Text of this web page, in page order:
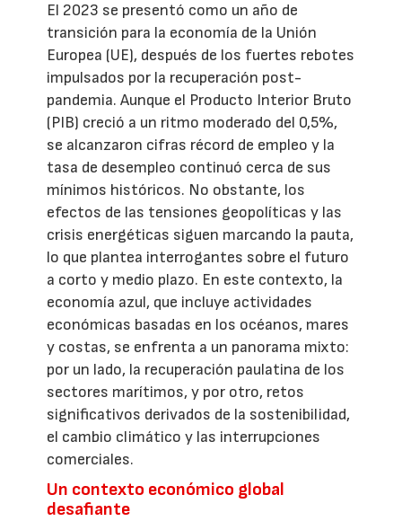
El 2023 se presentó como un año de
transición para la economía de la Unión
Europea (UE), después de los fuertes rebotes
impulsados por la recuperación post-
pandemia. Aunque el Producto Interior Bruto
(PIB) creció a un ritmo moderado del 0,5%,
se alcanzaron cifras récord de empleo y la
tasa de desempleo continuó cerca de sus
mínimos históricos. No obstante, los
efectos de las tensiones geopolíticas y las
crisis energéticas siguen marcando la pauta,
lo que plantea interrogantes sobre el futuro
a corto y medio plazo. En este contexto, la
economía azul, que incluye actividades
económicas basadas en los océanos, mares
y costas, se enfrenta a un panorama mixto:
por un lado, la recuperación paulatina de los
sectores marítimos, y por otro, retos
significativos derivados de la sostenibilidad,
el cambio climático y las interrupciones
comerciales.
Un contexto económico global
desafiante